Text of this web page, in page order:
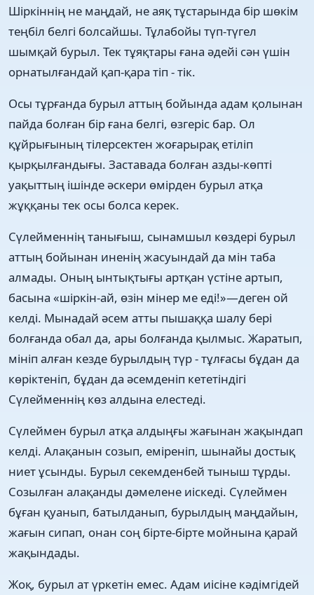
Шіркіннің не маңдай, не аяқ тұстарында бір шөкім
теңбіл белгі болсайшы. Тұлабойы түп-түгел
шымқай бурыл. Тек тұяқтары ғана әдейі сән үшін
орнатылғандай қап-қара тіп - тік.
Осы тұрғанда бурыл аттың бойында адам қолынан
пайда болған бір ғана белгі, өзгеріс бар. Ол
құйрығының тілерсектен жоғарырақ етіліп
қырқылғандығы. Заставада болған азды-көпті
уақыттың ішінде әскери өмірден бурыл атқа
жұққаны тек осы болса керек.
Сүлейменнің танығыш, сынамшыл көздері бурыл
аттың бойынан иненің жасуындай да мін таба
алмады. Оның ынтықтығы артқан үстіне артып,
басына «шіркін-ай, өзін мінер ме еді!»—деген ой
келді. Мынадай әсем атты пышаққа шалу бері
болғанда обал да, ары болғанда қылмыс. Жаратып,
мініп алған кезде бурылдың түр - тұлғасы бұдан да
көріктеніп, бұдан да әсемденіп кететіндігі
Сүлейменнің көз алдына елестеді.
Сүлеймен бурыл атқа алдыңғы жағынан жақындап
келді. Алақанын созып, еміреніп, шынайы достық
ниет ұсынды. Бурыл секемденбей тыныш тұрды.
Созылған алақанды дәмелене иіскеді. Сүлеймен
бұған қуанып, батылданып, бурылдың маңдайын,
жағын сипап, онан соң бірте-бірте мойнына қарай
жақындады.
Жоқ, бурыл ат үркетін емес. Адам иісіне кәдімгідей